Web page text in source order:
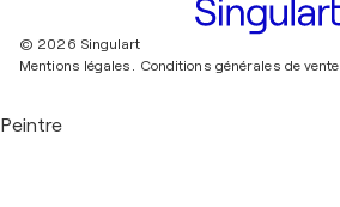
© 2026 Singulart
Mentions légales.
Conditions générales de vente
Peintre